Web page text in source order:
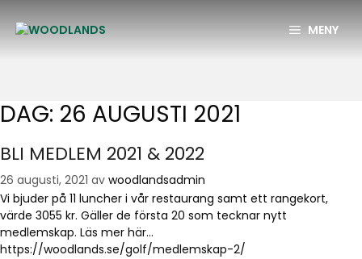
MENY
DAG: 26 AUGUSTI 2021
BLI MEDLEM 2021 & 2022
26 augusti, 2021 av woodlandsadmin
Vi bjuder på 11 luncher i vår restaurang samt ett rangekort,
värde 3055 kr. Gäller de första 20 som tecknar nytt
medlemskap. Läs mer här…
https://woodlands.se/golf/medlemskap-2/